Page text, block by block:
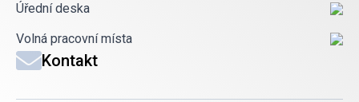
Úřední deska
Volná pracovní místa
Kontakt